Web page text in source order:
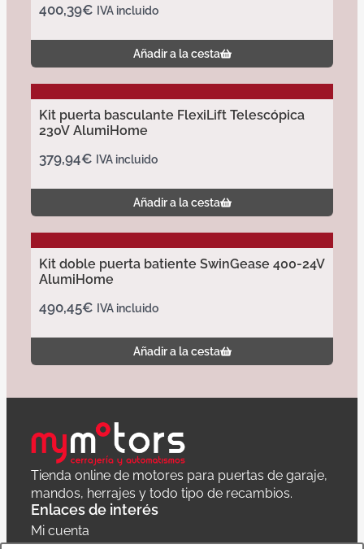
400,39€ IVA incluido
Añadir a la cesta
Kit puerta basculante FlexiLift Telescópica
230V AlumiHome
379,94€ IVA incluido
Añadir a la cesta
Kit doble puerta batiente SwinGease 400-24V
AlumiHome
490,45€ IVA incluido
Añadir a la cesta
Tienda online de motores para puertas de garaje,
mandos, herrajes y todo tipo de recambios.
Enlaces de interés
Mi cuenta